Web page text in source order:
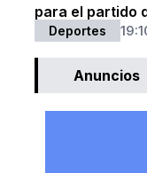
para el partido
Deportes
Anuncios